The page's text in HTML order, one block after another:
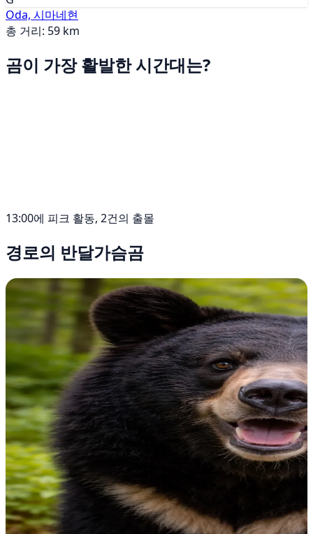
Oda, 시마네현
총 거리: 59 km
곰이 가장 활발한 시간대는?
13:00에 피크 활동, 2건의 출몰
경로의 반달가슴곰